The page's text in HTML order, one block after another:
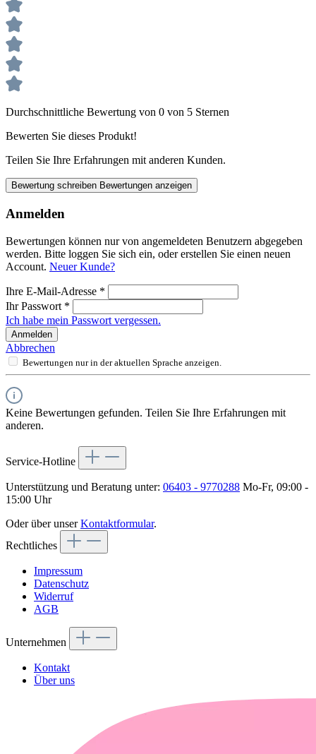
Durchschnittliche Bewertung von 0 von 5 Sternen
Bewerten Sie dieses Produkt!
Teilen Sie Ihre Erfahrungen mit anderen Kunden.
Bewertung schreiben Bewertungen anzeigen
Anmelden
Bewertungen können nur von angemeldeten Benutzern abgegeben
werden. Bitte loggen Sie sich ein, oder erstellen Sie einen neuen
Account. Neuer Kunde?
Ihre E-Mail-Adresse *
Ihr Passwort *
Ich habe mein Passwort vergessen.
Anmelden
Abbrechen
Bewertungen nur in der aktuellen Sprache anzeigen.
Keine Bewertungen gefunden. Teilen Sie Ihre Erfahrungen mit
anderen.
Service-Hotline
Unterstützung und Beratung unter: 06403 - 9770288 Mo-Fr, 09:00 -
15:00 Uhr
Oder über unserKontaktformular.
Rechtliches
Impressum
Datenschutz
Widerruf
AGB
Unternehmen
Kontakt
Über uns